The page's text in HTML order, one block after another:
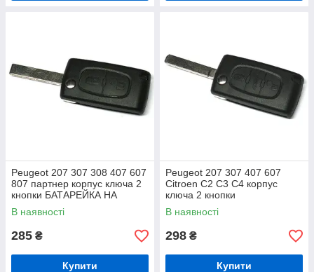
Peugeot 207 307 308 407 607
807 партнер корпус ключа 2
кнопки БАТАРЕЙКА НА
КОРПУСІ
В наявності
285 ₴
Купити
Peugeot 207 307 407 607
Citroen C2 C3 C4 корпус
ключа 2 кнопки
В наявності
298 ₴
Купити